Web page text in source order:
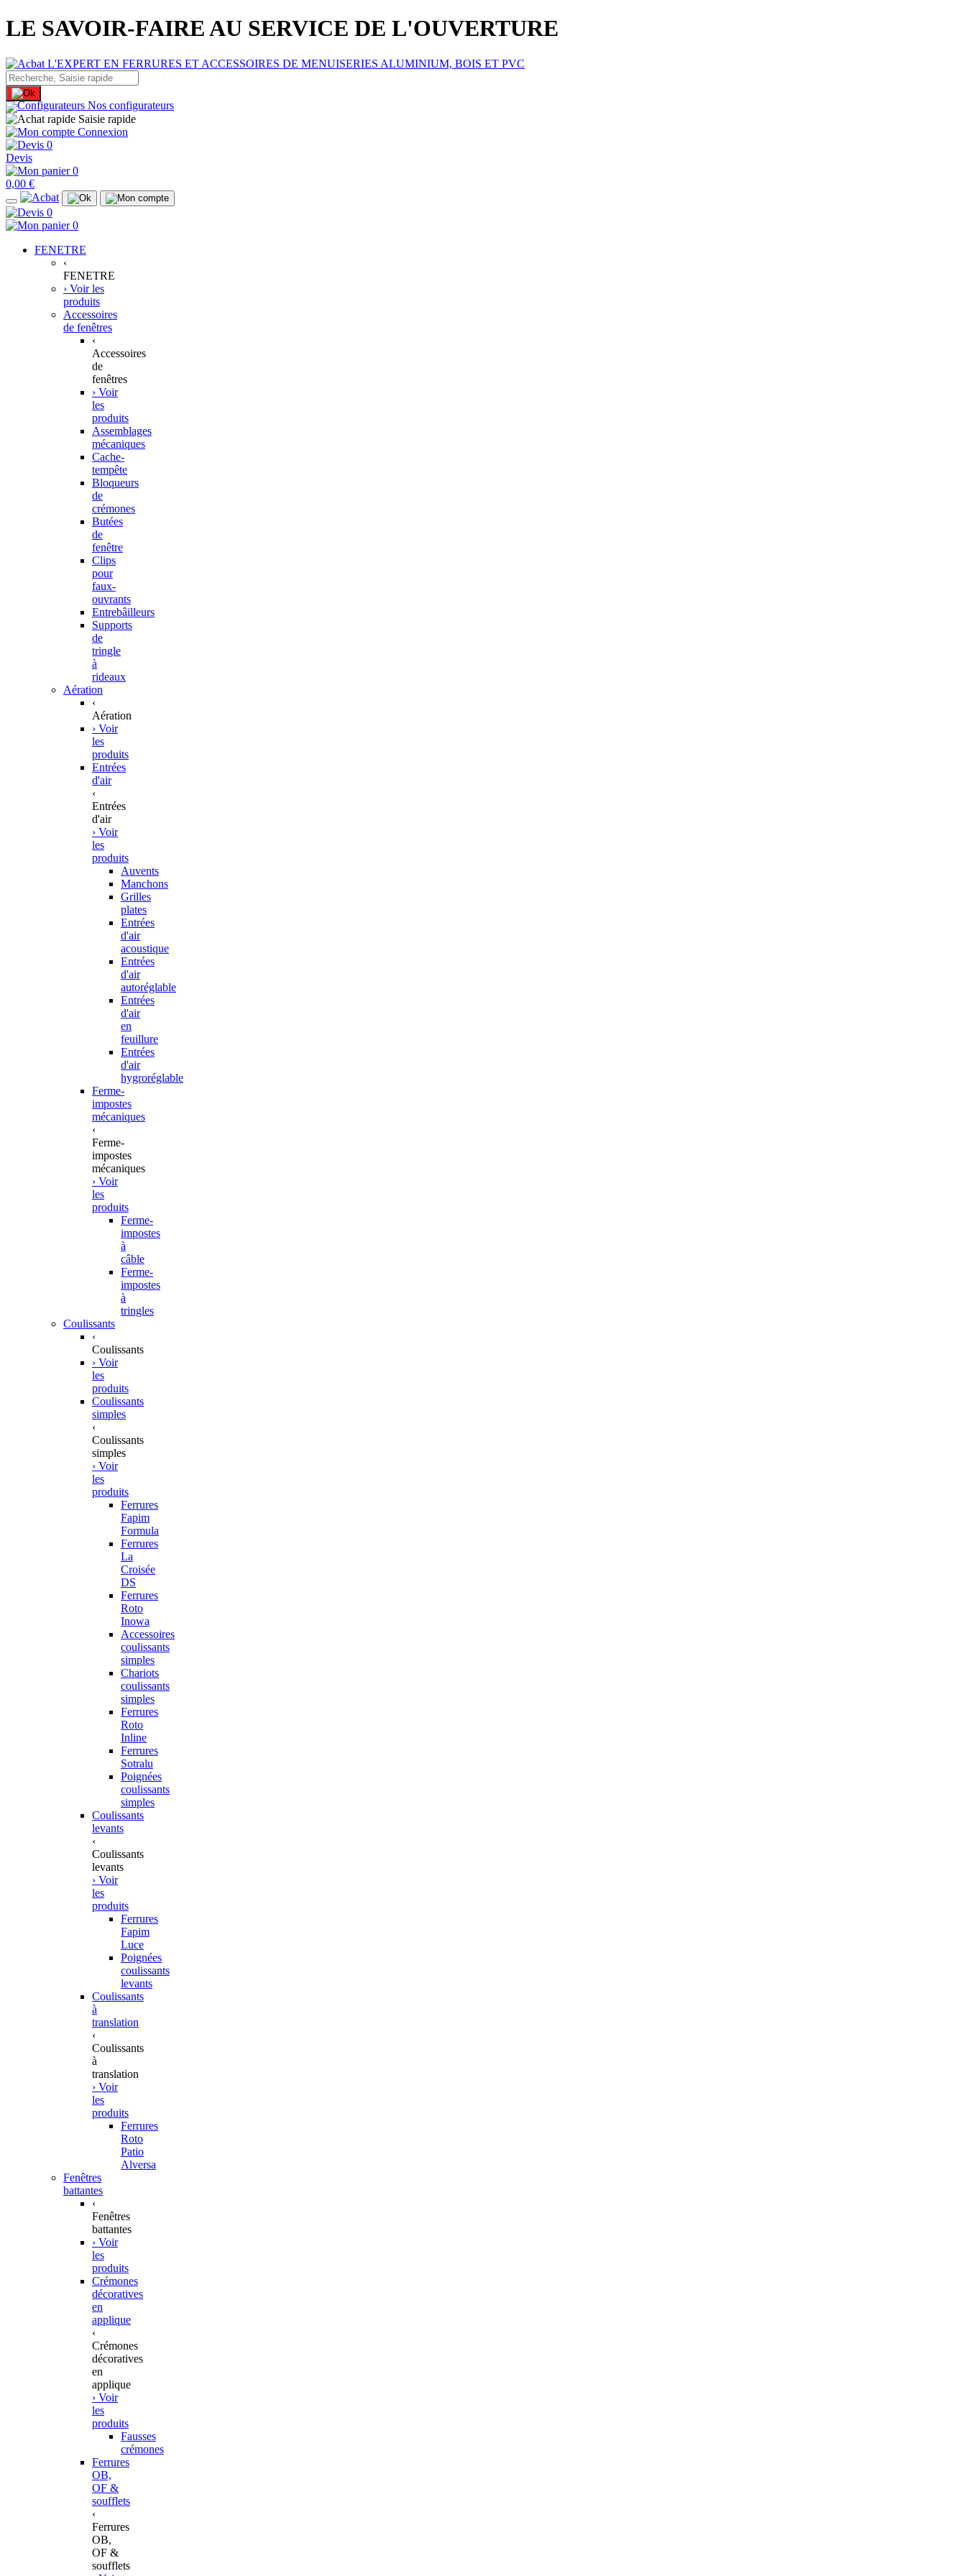
LE SAVOIR-FAIRE AU SERVICE DE L'OUVERTURE
Nos configurateurs
Saisie rapide
Connexion
0
Devis
0
0,00 €
0
0
FENETRE
‹
FENETRE
› Voir les
produits
Accessoires
de fenêtres
‹
Accessoires
de
fenêtres
› Voir
les
produits
Assemblages
mécaniques
Cache-
tempête
Bloqueurs
de
crémones
Butées
de
fenêtre
Clips
pour
faux-
ouvrants
Entrebâilleurs
Supports
de
tringle
à
rideaux
Aération
‹
Aération
› Voir
les
produits
Entrées
d'air
‹
Entrées
d'air
› Voir
les
produits
Auvents
Manchons
Grilles
plates
Entrées
d'air
acoustique
Entrées
d'air
autoréglable
Entrées
d'air
en
feuillure
Entrées
d'air
hygroréglable
Ferme-
impostes
mécaniques
‹
Ferme-
impostes
mécaniques
› Voir
les
produits
Ferme-
impostes
à
câble
Ferme-
impostes
à
tringles
Coulissants
‹
Coulissants
› Voir
les
produits
Coulissants
simples
‹
Coulissants
simples
› Voir
les
produits
Ferrures
Fapim
Formula
Ferrures
La
Croisée
DS
Ferrures
Roto
Inowa
Accessoires
coulissants
simples
Chariots
coulissants
simples
Ferrures
Roto
Inline
Ferrures
Sotralu
Poignées
coulissants
simples
Coulissants
levants
‹
Coulissants
levants
› Voir
les
produits
Ferrures
Fapim
Luce
Poignées
coulissants
levants
Coulissants
à
translation
‹
Coulissants
à
translation
› Voir
les
produits
Ferrures
Roto
Patio
Alversa
Fenêtres
battantes
‹
Fenêtres
battantes
› Voir
les
produits
Crémones
décoratives
en
applique
‹
Crémones
décoratives
en
applique
› Voir
les
produits
Fausses
crémones
Ferrures
OB,
OF &
soufflets
‹
Ferrures
OB,
OF &
soufflets